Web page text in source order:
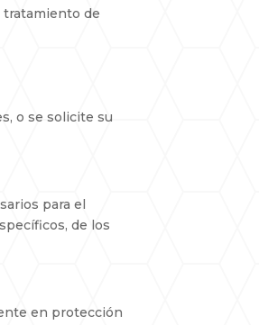
tratamiento de
o se solicite su
para el
de los
en protección